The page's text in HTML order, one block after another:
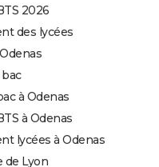
2026
des lycées
à Odenas
à Odenas
lycées à Odenas
de Lyon